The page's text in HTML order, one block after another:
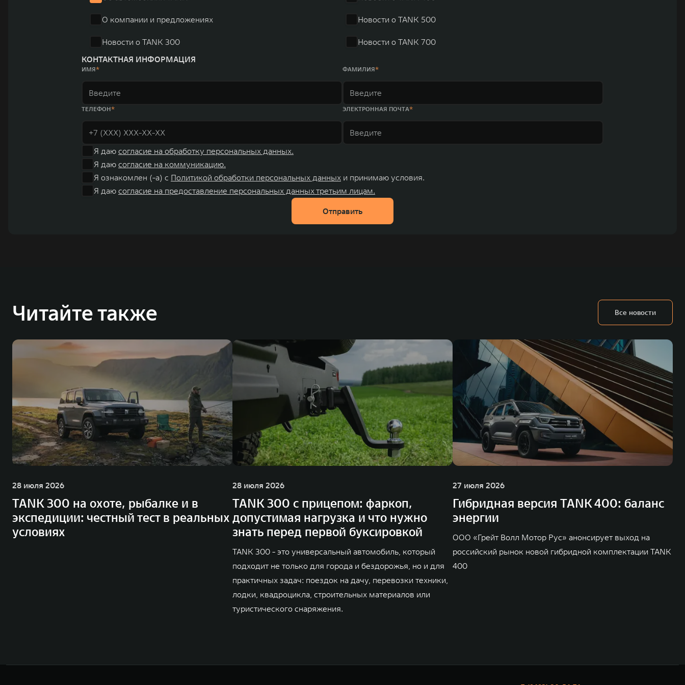
О компании и предложениях
Новости о TANK 300
Новости о TANK 500
Новости о TANK 700
КОНТАКТНАЯ ИНФОРМАЦИЯ
ИМЯ ФАМИЛИЯ
ТЕЛЕФОН ЭЛЕКТРОННАЯ ПОЧТА
Я даю согласие на обработку персональных данных.
Я даю согласие на коммуникацию.
Я ознакомлен (-а) с Политикой обработки персональных данных и принимаю условия.
Я даю согласие на предоставление персональных данных третьим лицам.
Отправить
Читайте также Все новости
28 июля 2026
TANK 300 на охоте, рыбалке и в
экспедиции: честный тест в реальных
условиях
28 июля 2026
TANK 300 с прицепом: фаркоп,
допустимая нагрузка и что нужно
знать перед первой буксировкой
TANK 300 - это универсальный автомобиль, который
подходит не только для города и бездорожья, но и для
практичных задач: поездок на дачу, перевозки техники,
лодки, квадроцикла, строительных материалов или
туристического снаряжения.
27 июля 2026
Гибридная версия TANK 400: баланс
энергии
ООО «Грейт Волл Мотор Рус» анонсирует выход на
российский рынок новой гибридной комплектации TANK
400